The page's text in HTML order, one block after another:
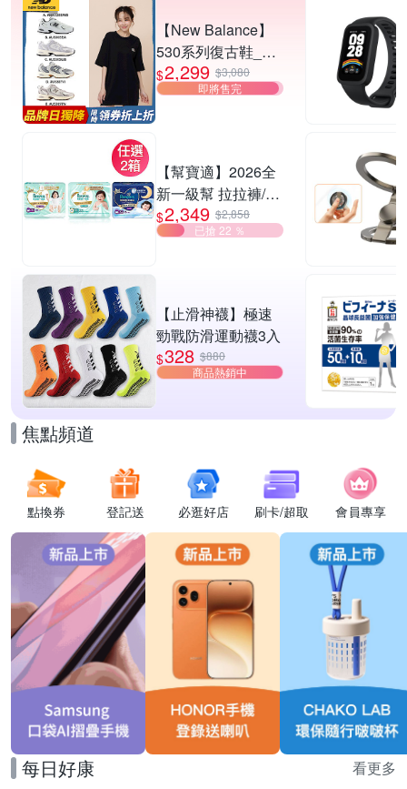
【New Balance】
530系列復古鞋_中
性_5款任選
(MR530EWB/U530
$2,299 $3,080
即將售完
【幫寶適】2026全
新一級幫 拉拉褲/黏
貼型/夜用褲型 多款
任選2箱
$2,349 $2,858
已搶 22 ％
【止滑神襪】極速
勁戰防滑運動襪3入
$328 $880
商品熱銷中
焦點頻道
點換券 登記送 必逛好店 刷卡/超取 會員專享
每日好康 看更多